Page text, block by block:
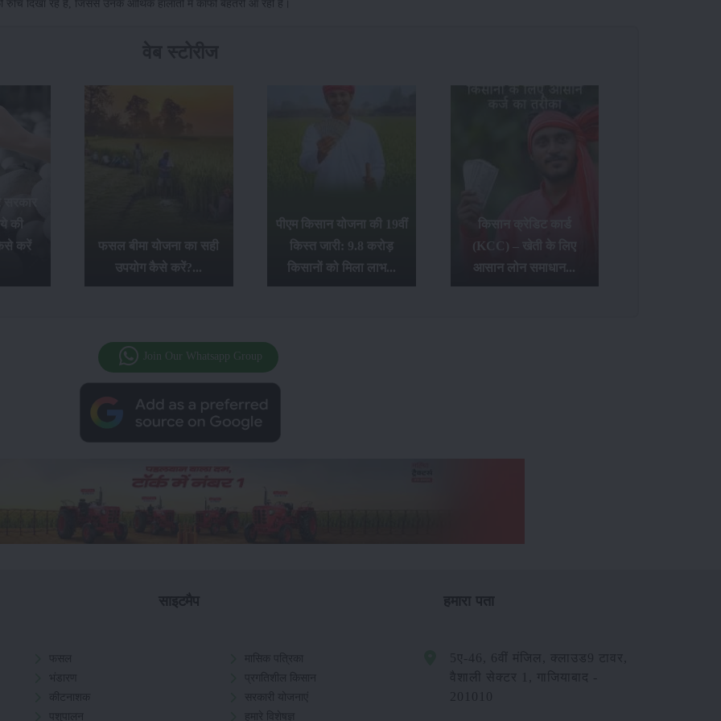
दिखा रहे हैं, जिससे उनके आर्थिक हालातों में काफी बेहतरी आ रही है।
की
करें
फसल बीमा योजना का सही
उपयोग कैसे करें?...
पीएम किसान योजना की 19वीं
किस्त जारी: 9.8 करोड़
किसानों को मिला लाभ...
किसान क्रेडिट कार्ड
(KCC) – खेती के लिए
आसान लोन समाधान...
Join Our Whatsapp Group